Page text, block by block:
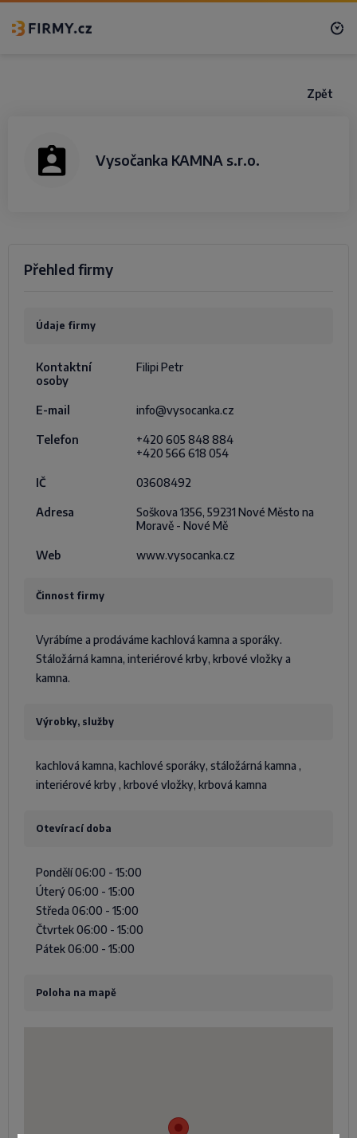
Zpět
Vysočanka KAMNA s.r.o.
Přehled firmy
Údaje firmy
Kontaktní
osoby
Filipi Petr
E-mail info@vysocanka.cz
Telefon
+420 605 848 884
+420 566 618 054
IČ 03608492
Adresa
Soškova 1356, 59231 Nové Město na
Moravě - Nové Mě
Web www.vysocanka.cz
Činnost firmy
Vyrábíme a prodáváme kachlová kamna a sporáky.
Stáložárná kamna, interiérové krby, krbové vložky a
kamna.
Výrobky, služby
kachlová kamna, kachlové sporáky, stáložárná kamna ,
interiérové krby , krbové vložky, krbová kamna
Otevírací doba
Pondělí 06:00 - 15:00
Úterý 06:00 - 15:00
Středa 06:00 - 15:00
Čtvrtek 06:00 - 15:00
Pátek 06:00 - 15:00
Poloha na mapě